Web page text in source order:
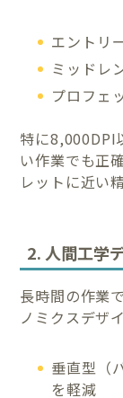
エントリ
ミッドレ
プロフェ
特に8,000DPI
い作業でも正
レットに近い
2. 人間工学
長時間の作業
ノミクスデザ
垂直型（
を軽減